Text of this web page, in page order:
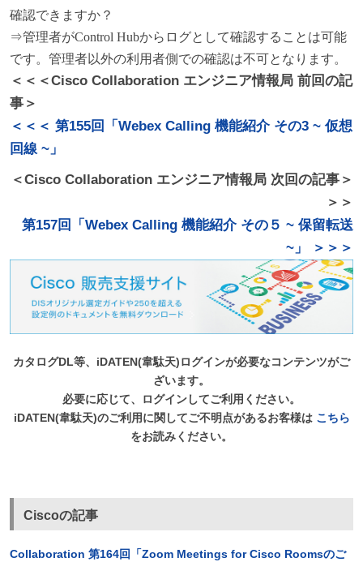
確認できますか？
⇒管理者がControl Hubからログとして確認することは可能
です。管理者以外の利用者側での確認は不可となります。
＜＜＜Cisco Collaboration エンジニア情報局 前回の記
事＞
＜＜＜ 第155回「Webex Calling 機能紹介 その3 ~ 仮想
回線 ~」
＜Cisco Collaboration エンジニア情報局 次回の記事＞
＞＞
第157回「Webex Calling 機能紹介 その５ ~ 保留転送
~」 ＞＞＞
カタログDL等、iDATEN(韋駄天)ログインが必要なコンテンツがご
ざいます。
必要に応じて、ログインしてご利用ください。
iDATEN(韋駄天)のご利用に関してご不明点があるお客様は こちら
をお読みください。
Ciscoの記事
Collaboration 第164回「Zoom Meetings for Cisco Roomsのご